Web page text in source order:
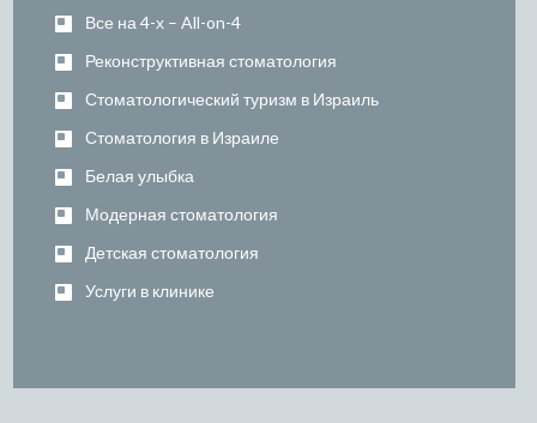
Все на 4-х – All-on-4
Реконструктивная стоматология
Стоматологический туризм в Израиль
Стоматология в Израиле
Белая улыбка
Модерная стоматология
Детская стоматология
Услуги в клинике